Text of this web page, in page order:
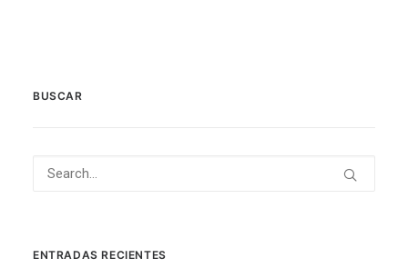
BUSCAR
ENTRADAS RECIENTES